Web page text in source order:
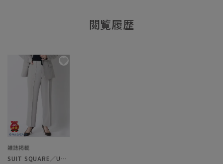
閲覧履歴
SUIT SQUARE／UNIVERSAL LANGUAGE／WHITE